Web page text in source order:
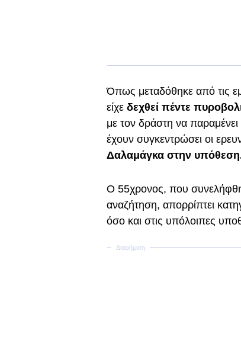
Όπως μεταδόθηκε από τις
είχε δεχθεί πέντε
με τον δράστη να
έχουν συγκεντρώσει οι
Δαλαμάγκα στην
Ο 55χρονος, που
αναζήτηση, απορρίπτει
όσο και στις υπόλοιπες